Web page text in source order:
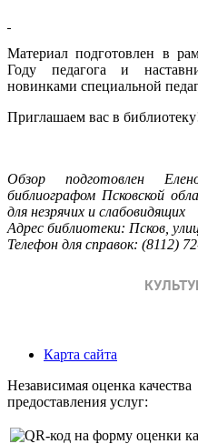
Материал подготовлен в
Году педагога и
новинками специальной
Приглашаем вас в
Обзор подготовлен
библиографом Псковской
для незрячих и слабовидящих
Адрес библиотеки: Псков,
Телефон для справок: (8112)
Карта сайта
Независимая оценка качества
предоставления услуг: